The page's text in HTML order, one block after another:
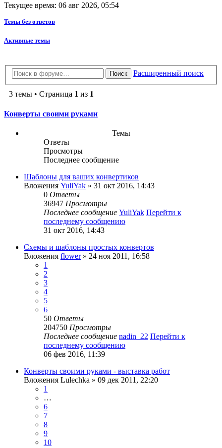
Текущее время: 06 авг 2026, 05:54
Темы без ответов
Активные темы
Поиск Расширенный поиск
3 темы • Страница 1 из 1
Конверты своими руками
Темы
Ответы
Просмотры
Последнее сообщение
Шаблоны для ваших конвертиков
Вложения YuliYak » 31 окт 2016, 14:43
0 Ответы
36947 Просмотры
Последнее сообщение YuliYak Перейти к
последнему сообщению
31 окт 2016, 14:43
Схемы и шаблоны простых конвертов
Вложения flower» 24 ноя 2011, 16:58
1
2
3
4
5
6
50 Ответы
204750 Просмотры
Последнее сообщение nadin_22 Перейти к
последнему сообщению
06 фев 2016, 11:39
Конверты своими руками - выставка работ
Вложения Lulechka » 09 дек 2011, 22:20
1
…
6
7
8
9
10